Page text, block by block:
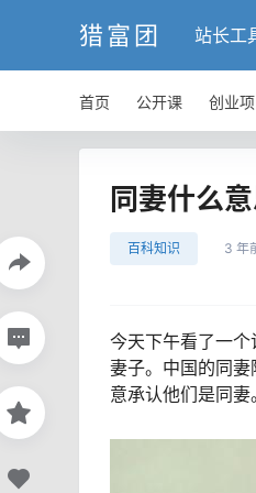
猎富团 站长工
首页 公开课 创业
同妻什么
百科知识 3 年
今天下午看了一
妻子。中国的同
意承认他们是同妻。